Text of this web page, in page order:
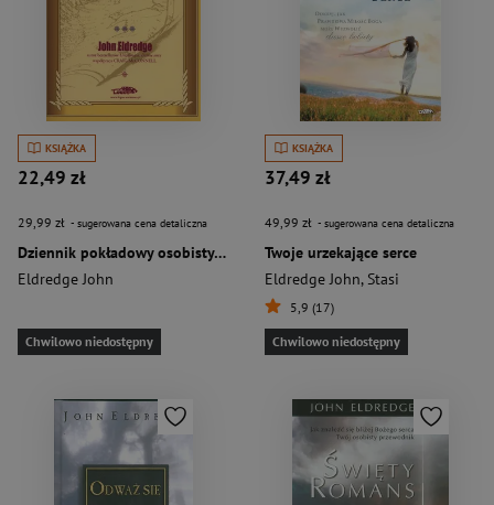
KSIĄŻKA
22,49 zł
29,99 zł - sugerowana cena detaliczna
Dziennik pokładowy osobisty przewodnik
Eldredge John
Chwilowo niedostępny
KSIĄŻKA
37,49 zł
49,99 zł - sugerowana cena detaliczna
Twoje urzekające serce
Eldredge John, Stasi
5,9 (17)
Chwilowo niedostępny